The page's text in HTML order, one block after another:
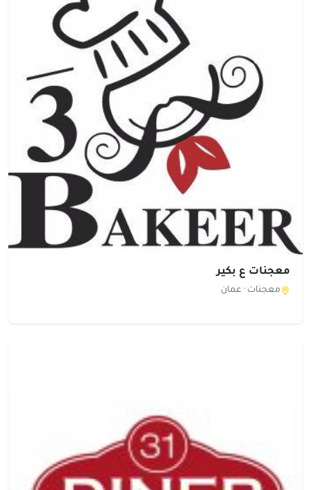
معجنات ع بكير
معجنات · عمان